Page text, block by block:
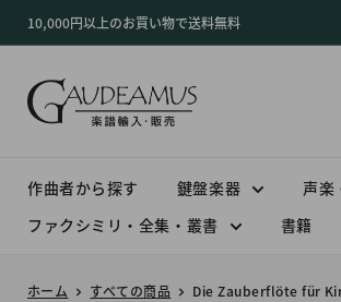
ン
10,000円以上のお買い物で送料無料
作曲者から探す 鍵盤楽器 声楽
ファクシミリ・全集・叢書
書籍
ホーム すべての商品 Die Zauberflöte für